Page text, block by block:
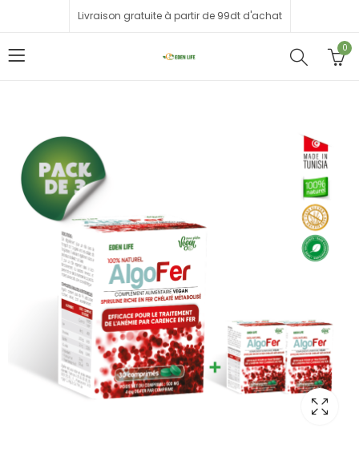
Livraison gratuite à partir de 99dt d'achat
0